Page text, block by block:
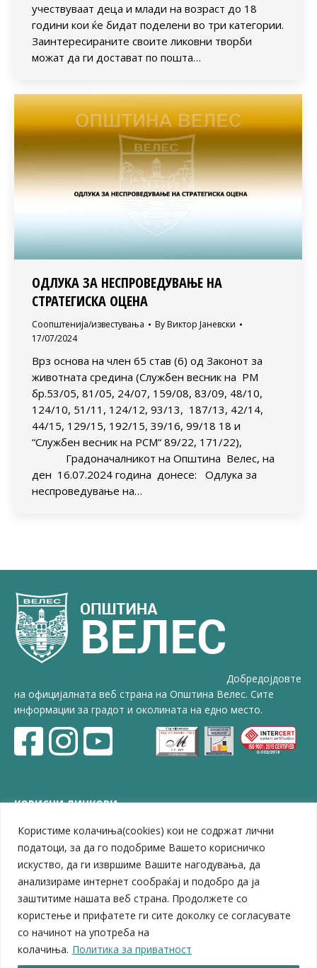
Користиме колачиња(cookies) кои не содржат лични
податоци, за да го подобриме Вашето корисничко
искуство, да ги извршиме Вашите нагодувања, да
анализираме интернет сообраќај и подобро да ја
заштитиме нашата веб страна. Продолжете со
користење и прифатете ги сите доколку се согласувате
со начинот на употреба на
колачиња. Политика за приватност
учествуваат деца и млади на возраст до 18
години кои ќе бидат поделени во три категории.
Заинтересираните своите ликовни творби
можат да ги достават по пошта…
ОДЛУКА ЗА НЕСПРОВЕДУВАЊЕ НА
СТРАТЕГИСКА ОЦЕНА
Соопштенија/известувања By Виктор Јаневски
17/07/2024
Врз основа на член 65 став (6) од Законот за
животната средина (Службен весник на РМ
бр.53/05, 81/05, 24/07, 159/08, 83/09, 48/10,
124/10, 51/11, 124/12, 93/13, 187/13, 42/14,
44/15, 129/15, 192/15, 39/16, 99/18 18 и
“Службен весник на РСМ“ 89/22, 171/22),
Градоначалникот на Општина Велес, на
ден 16.07.2024 година донесе: Одлука за
неспроведување на…
Добредојдовте
на официјалната веб страна на Општина Велес. Сите
информации за градот и околината на едно место.
КОРИСНИ ЛИНКОВИ
ЗЕЛС – Заедница на единиците на локална самоуправа
Центар за развој на Вардарски плански регион
Јавно комунално претпријатие „Дервен“
ЈПССО „Парк – спорт и паркинзи“
ЛБ „Гоце Делчев“
ЛУ „Народен Музеј“
Влада на Република Северна Македонија
Собрание на Република Северна Македонија
Министерство за финансии